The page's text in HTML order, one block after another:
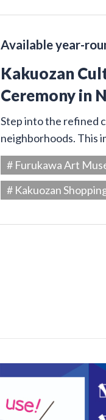
Available year-
Kakuozan
Ceremony in
Step into the refined
neighborhoods. This
# Furukawa Art
# Kakuozan